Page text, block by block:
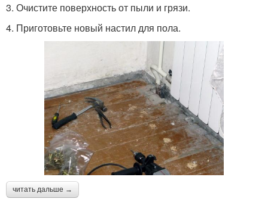
3. Очистите поверхность от пыли и грязи.
4. Приготовьте новый настил для пола.
читать дальше →